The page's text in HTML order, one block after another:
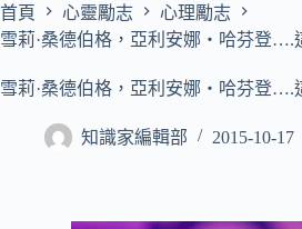
首頁 心靈勵志
心理勵志
雪莉·桑德伯格，亞利安娜・哈芬登….
雪莉·桑德伯格，亞利安娜・哈芬登….
知識家編輯部 2015-10-17